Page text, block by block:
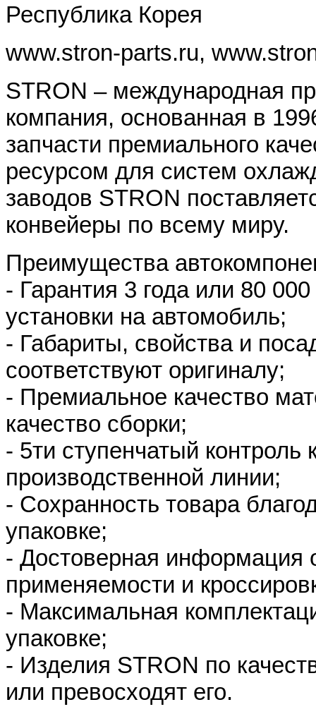
Республика Корея
www.stron-parts.ru,
STRON – международная
компания, основанная в
запчасти премиального
ресурсом для систем
заводов STRON
конвейеры по всему миру.
Преимущества
- Гарантия 3 года или 80
установки на автомобиль;
- Габариты, свойства и
соответствуют оригиналу;
- Премиальное качество
качество сборки;
- 5ти ступенчатый контроль
производственной линии;
- Сохранность товара
упаковке;
- Достоверная информация
применяемости и
- Максимальная
упаковке;
- Изделия STRON по
или превосходят его.